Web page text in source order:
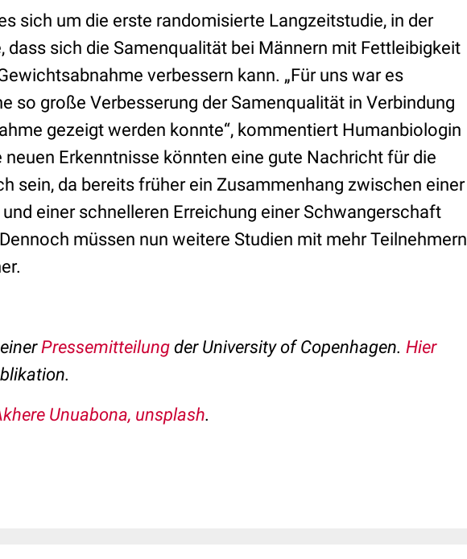
sich um die erste randomisierte Langzeitstudie, in der
dass sich die Samenqualität bei Männern mit Fettleibigkeit
verbessern kann. „Für uns war es
so große Verbesserung der Samenqualität in Verbindung
gezeigt werden konnte“, kommentiert Humanbiologin
neuen Erkenntnisse könnten eine gute Nachricht für die
sein, da bereits früher ein Zusammenhang zwischen einer
einer schnelleren Erreichung einer Schwangerschaft
müssen nun weitere Studien mit mehr Teilnehmern
Pressemitteilung der University of Copenhagen. Hier
Unuabona, unsplash.